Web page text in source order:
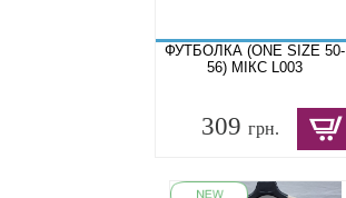
ФУТБОЛКА (ONE SIZE 50-
56) МІКС L003
309 грн.